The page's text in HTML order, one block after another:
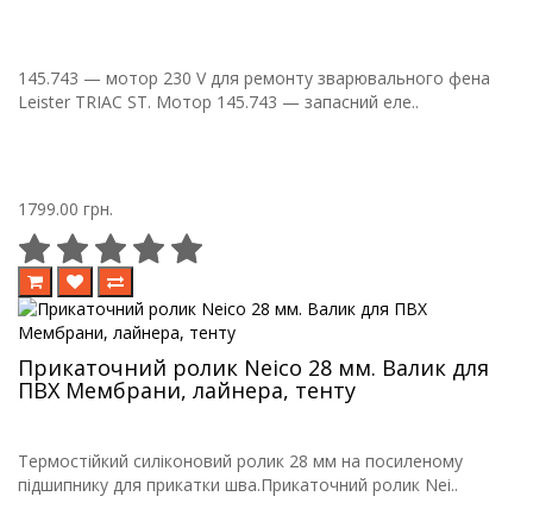
145.743 — мотор 230 V для ремонту зварювального фена
Leister TRIAC ST. Мотор 145.743 — запасний еле..
1799.00 грн.
Прикаточний ролик Neico 28 мм. Валик для
ПВХ Мембрани, лайнера, тенту
Термостійкий силіконовий ролик 28 мм на посиленому
підшипнику для прикатки шва.Прикаточний ролик Nei..